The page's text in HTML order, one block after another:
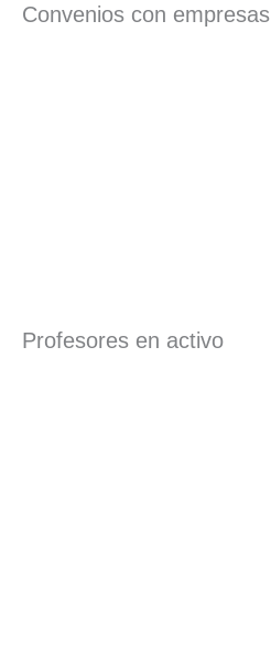
Convenios con empresas
Profesores en activo